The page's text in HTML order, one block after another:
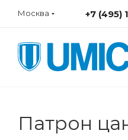
Москва +7 (495)
Патрон